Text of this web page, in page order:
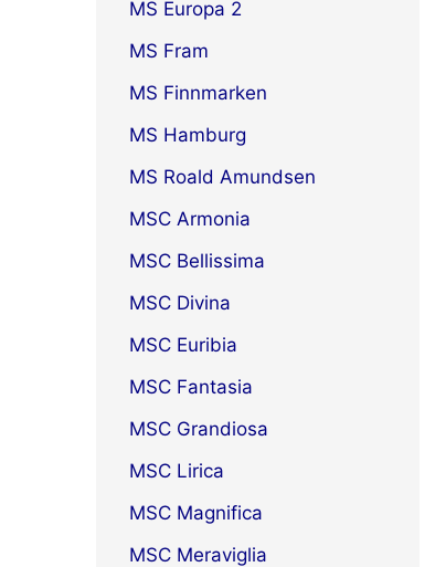
MS Europa 2
MS Fram
MS Finnmarken
MS Hamburg
MS Roald Amundsen
MSC Armonia
MSC Bellissima
MSC Divina
MSC Euribia
MSC Fantasia
MSC Grandiosa
MSC Lirica
MSC Magnifica
MSC Meraviglia